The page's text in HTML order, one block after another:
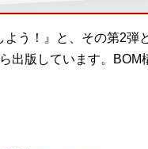
う！』と、その第2弾
版しています。BOM